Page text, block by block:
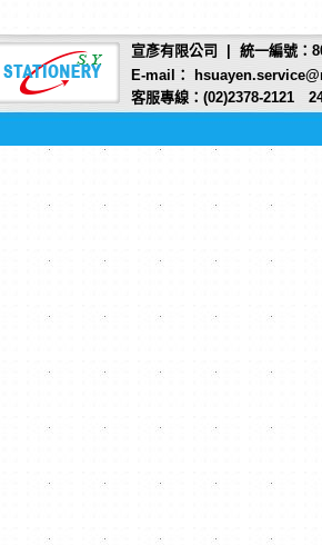
宣彥有限公司 | 統一編號：
E-mail：
客服專線：(02)2378-2121